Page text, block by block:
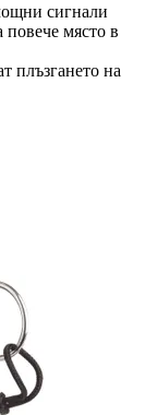
сигнали
място в
плъзгането на